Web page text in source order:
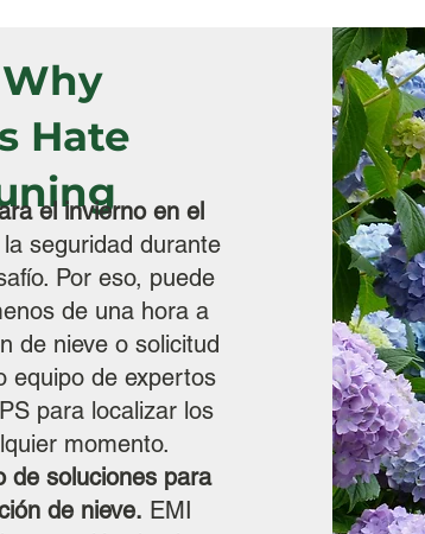
Hate
el invierno en el
seguridad durante
Por eso, puede
de una hora a
de nieve o solicitud
equipo de expertos
para localizar los
momento.
de soluciones para
de nieve. EMI